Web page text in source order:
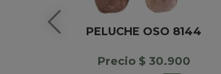
PELUCHE OSO 8144
Precio $ 30.900